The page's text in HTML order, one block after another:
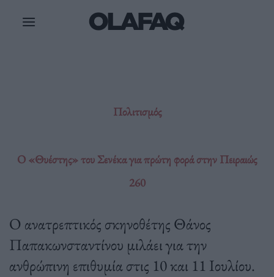
Πολιτισμός
Ο «Θυέστης» του Σενέκα για πρώτη φορά στην Πειραιώς
260
Ο ανατρεπτικός σκηνοθέτης Θάνος
Παπακωνσταντίνου μιλάει για την
ανθρώπινη επιθυμία στις 10 και 11 Ιουλίου.